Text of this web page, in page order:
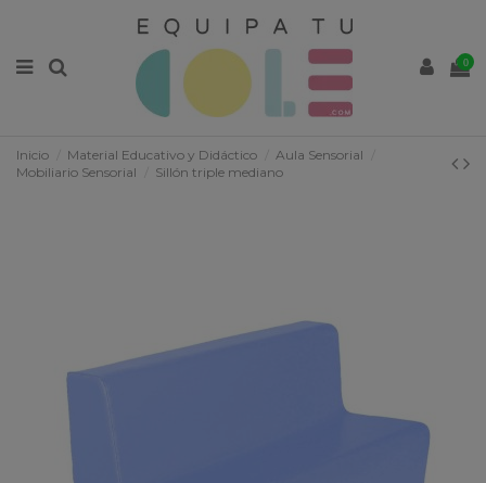
0
Inicio Material Educativo y Didáctico
Aula Sensorial
Mobiliario Sensorial
Sillón triple mediano